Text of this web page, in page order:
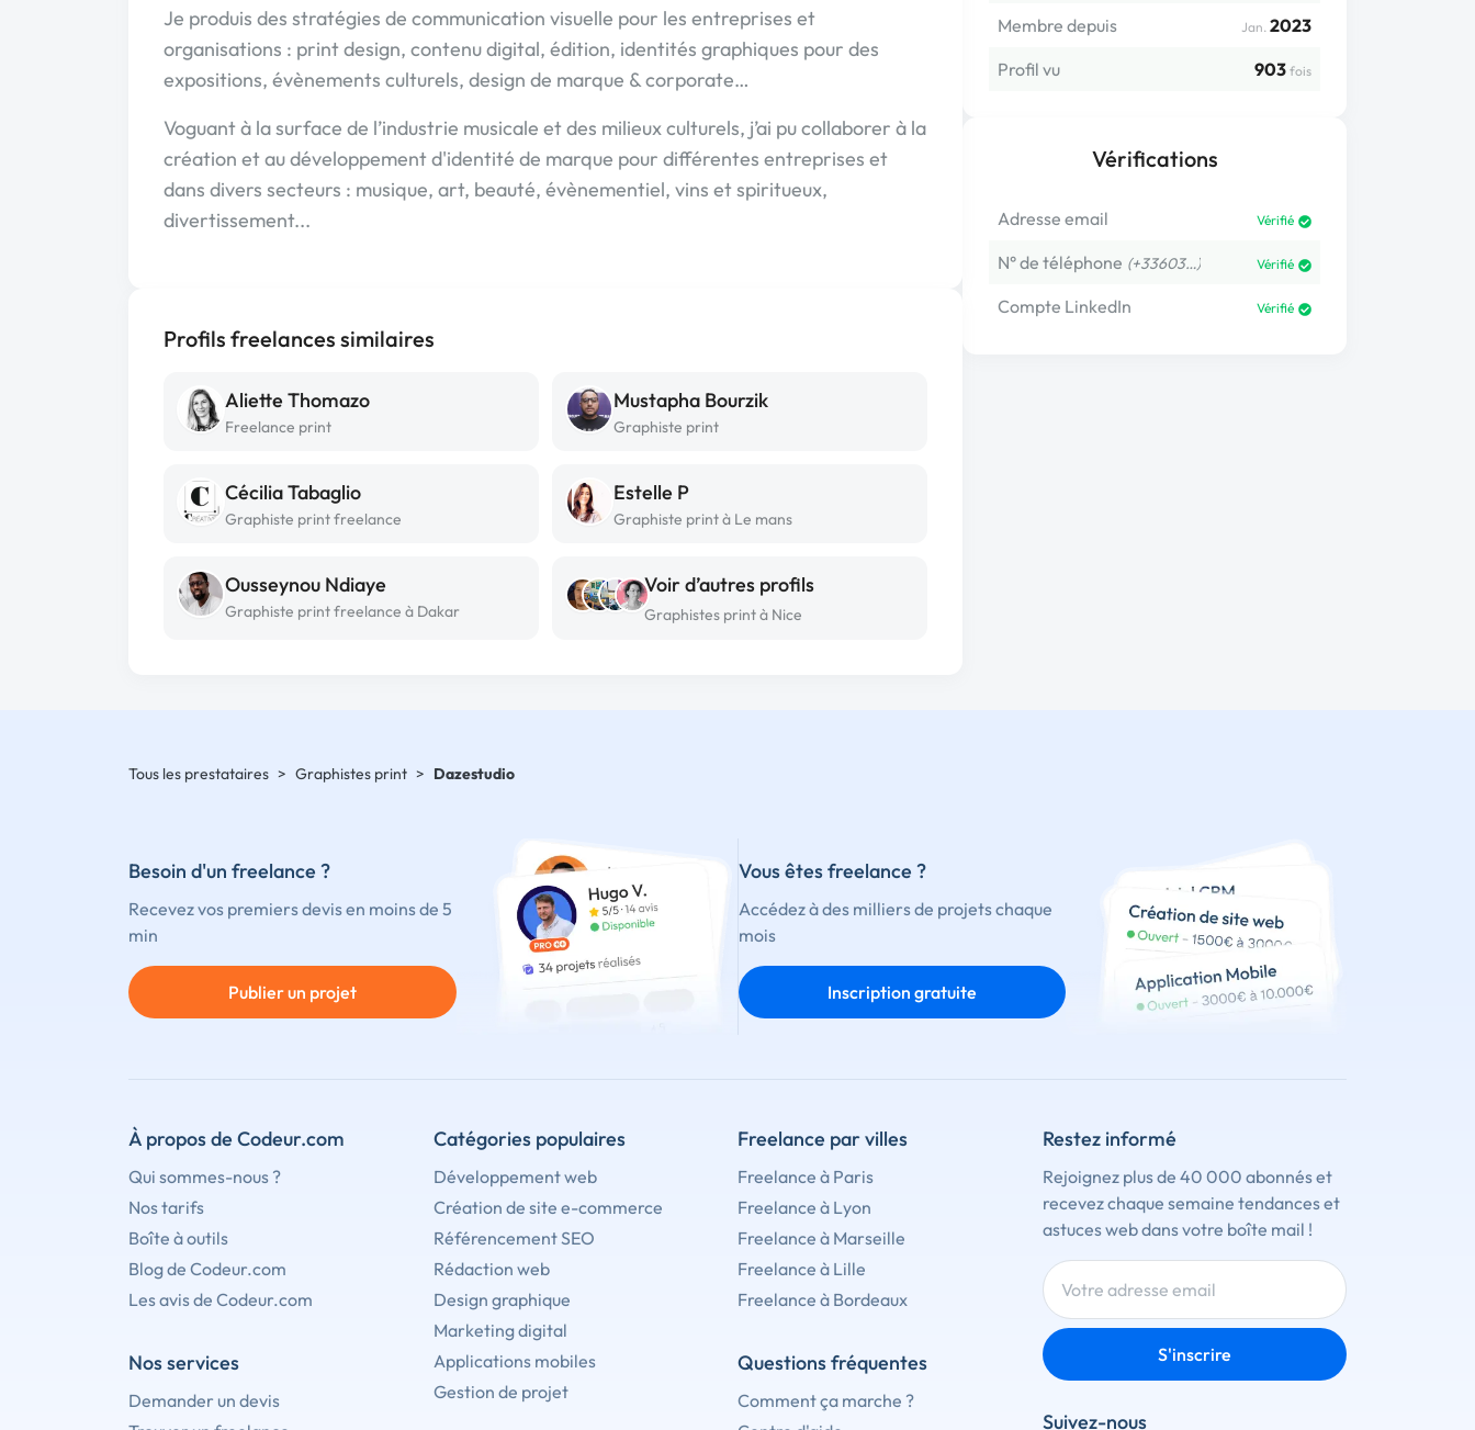
Membre depuis Jan. 2023
Profil vu
903 fois
Vérifications
Adresse email Vérifié
N° de téléphone (+33603…) Vérifié
Compte LinkedIn Vérifié
Je produis des stratégies de communication visuelle pour les entreprises et
organisations : print design, contenu digital, édition, identités graphiques pour des
expositions, évènements culturels, design de marque & corporate…
Voguant à la surface de l’industrie musicale et des milieux culturels, j’ai pu collaborer à la
création et au développement d'identité de marque pour différentes entreprises et
dans divers secteurs : musique, art, beauté, évènementiel, vins et spiritueux,
divertissement...
Profils freelances similaires
Aliette Thomazo
Freelance print
Mustapha Bourzik
Graphiste print
Cécilia Tabaglio
Graphiste print freelance
Estelle P
Graphiste print à Le mans
Ousseynou Ndiaye
Graphiste print freelance à Dakar
Voir d’autres profils
Graphistes print à Nice
Tous les prestataires > Graphistes print > Dazestudio
Besoin d'un freelance ?
Recevez vos premiers devis en moins de 5
min
Publier un projet
Vous êtes freelance ?
Accédez à des milliers de projets chaque
mois
Inscription gratuite
À propos de Codeur.com
Qui sommes-nous ?
Nos tarifs
Boîte à outils
Blog de Codeur.com
Les avis de Codeur.com
Nos services
Demander un devis
Catégories populaires
Développement web
Création de site e-commerce
Référencement SEO
Rédaction web
Design graphique
Marketing digital
Applications mobiles
Gestion de projet
Freelance par villes
Freelance à Paris
Freelance à Lyon
Freelance à Marseille
Freelance à Lille
Freelance à Bordeaux
Questions fréquentes
Comment ça marche ?
Restez informé
Rejoignez plus de 40 000 abonnés et
recevez chaque semaine tendances et
astuces web dans votre boîte mail !
S'inscrire
Suivez-nous